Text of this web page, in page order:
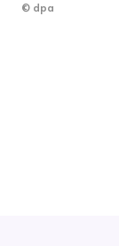
© dpa